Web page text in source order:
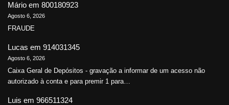
Mário em 800180923
Agosto 6, 2026
FRAUDE
Lucas em 914031345
Agosto 6, 2026
Caixa Geral de Depósitos - gravação a informar de um acesso não
autorizado à conta e para premir 1 para…
Luis em 966511324